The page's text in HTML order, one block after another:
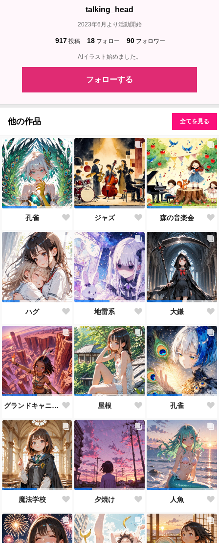
talking_head
2023年6月より活動開始
917 投稿 18 フォロー 90 フォロワー
AIイラスト始めました。
フォローする
他の作品 全てを見る
孔雀 ジャズ 森の音楽会
ハグ 地雷系 大鎌
グランドキャニオン 屋根 孔雀
魔法学校 夕焼け 人魚